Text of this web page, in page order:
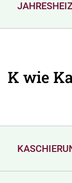
K wie